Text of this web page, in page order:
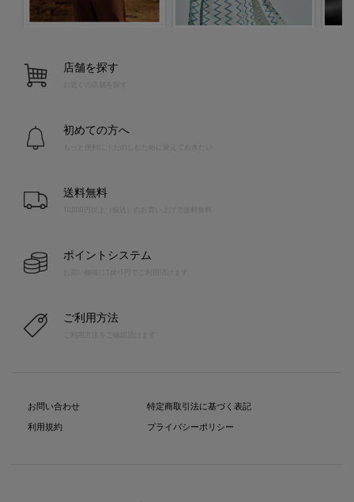
店舗を探す
お近くの店舗を探す
初めての方へ
送料無料
10,000円以上（税込）のお買い上げで送料無料
ポイントシステム
お買い物毎に1pt=1円でご利用頂けます
ご利用方法
お問い合わせ
利用規約
特定商取引法に基づく表記
プライバシーポリシー